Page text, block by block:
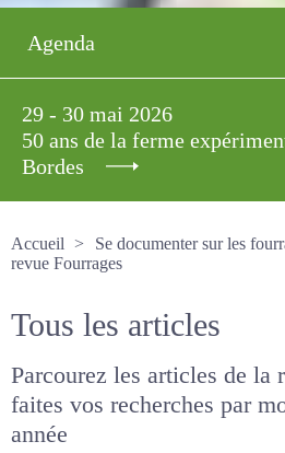
Agenda
29 - 30 mai 2026
50 ans de la ferme
Bordes
Accueil
Se documenter sur
La revue Fourrages
Tous les articles
Parcourez les articles de la
faites vos recherches par
année